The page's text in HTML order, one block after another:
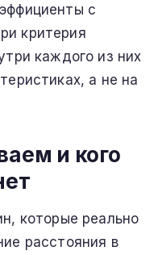
с
критерия
каждого из них
а не на
и кого
которые реально
расстояния в